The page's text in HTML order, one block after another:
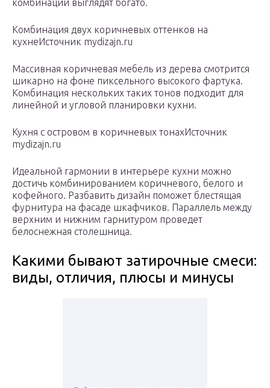
комбинации выглядят богато.
Комбинация двух коричневых оттенков на
кухнеИсточник mydizajn.ru
Массивная коричневая мебель из дерева смотрится
шикарно на фоне пиксельного высокого фартука.
Комбинация нескольких таких тонов подходит для
линейной и угловой планировки кухни.
Кухня с островом в коричневых тонахИсточник
mydizajn.ru
Идеальной гармонии в интерьере кухни можно
достичь комбинированием коричневого, белого и
кофейного. Разбавить дизайн поможет блестящая
фурнитура на фасаде шкафчиков. Параллель между
верхним и нижним гарнитуром проведет
белоснежная столешница.
Какими бывают затирочные смеси:
виды, отличия, плюсы и минусы